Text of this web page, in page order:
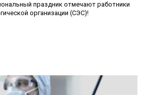
праздник отмечают работники
организации (СЭС)!